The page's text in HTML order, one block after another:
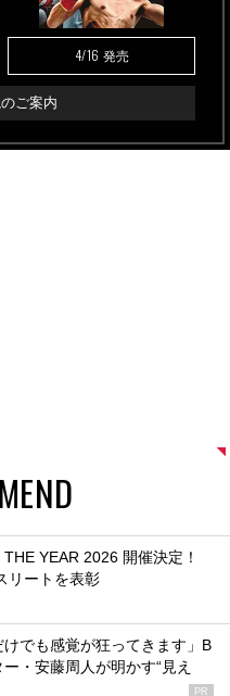
4/16 発売
ご案内
YEAR 2026 開催決定！
リートを表彰
けでも感覚が狂ってきます」B
・安藤周人が明かす“見え
PR